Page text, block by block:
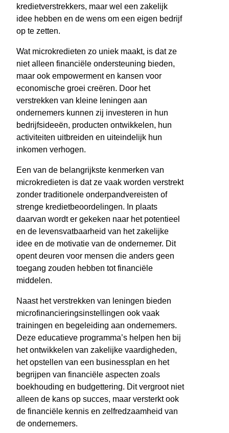
kredietverstrekkers, maar wel een zakelijk
idee hebben en de wens om een eigen bedrijf
op te zetten.
Wat microkredieten zo uniek maakt, is dat ze
niet alleen financiële ondersteuning bieden,
maar ook empowerment en kansen voor
economische groei creëren. Door het
verstrekken van kleine leningen aan
ondernemers kunnen zij investeren in hun
bedrijfsideeën, producten ontwikkelen, hun
activiteiten uitbreiden en uiteindelijk hun
inkomen verhogen.
Een van de belangrijkste kenmerken van
microkredieten is dat ze vaak worden verstrekt
zonder traditionele onderpandvereisten of
strenge kredietbeoordelingen. In plaats
daarvan wordt er gekeken naar het potentieel
en de levensvatbaarheid van het zakelijke
idee en de motivatie van de ondernemer. Dit
opent deuren voor mensen die anders geen
toegang zouden hebben tot financiële
middelen.
Naast het verstrekken van leningen bieden
microfinancieringsinstellingen ook vaak
trainingen en begeleiding aan ondernemers.
Deze educatieve programma’s helpen hen bij
het ontwikkelen van zakelijke vaardigheden,
het opstellen van een businessplan en het
begrijpen van financiële aspecten zoals
boekhouding en budgettering. Dit vergroot niet
alleen de kans op succes, maar versterkt ook
de financiële kennis en zelfredzaamheid van
de ondernemers.